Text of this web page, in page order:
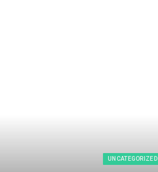
UNCATEGORIZED